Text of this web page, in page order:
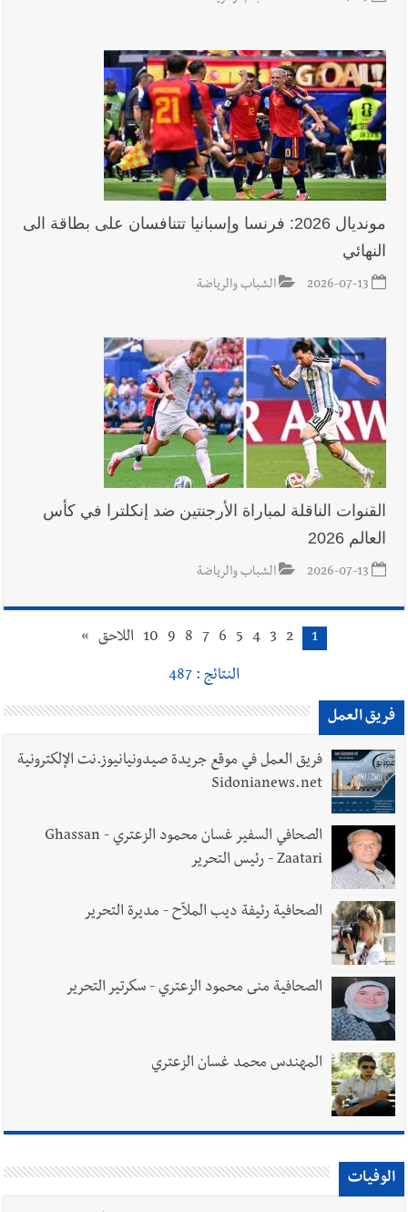
مونديال 2026: فرنسا وإسبانيا تتنافسان على بطاقة الى
النهائي
2026-07-13 الشباب والرياضة
القنوات الناقلة لمباراة الأرجنتين ضد إنكلترا في كأس
العالم 2026
2026-07-13 الشباب والرياضة
1
2
3
4
5
6
7
8
9
10 اللاحق »
النتائج : 487
فريق العمل
فريق العمل في موقع جريدة صيدونيانيوز.نت الإلكترونية
Sidonianews.net
الصحافي السفير غسان محمود الزعتري - Ghassan
Zaatari - رئيس التحرير
الصحافية رئيفة ديب الملاّح - مديرة التحرير
الصحافية منى محمود الزعتري - سكرتير التحرير
المهندس محمد غسان الزعتري
الوفيات